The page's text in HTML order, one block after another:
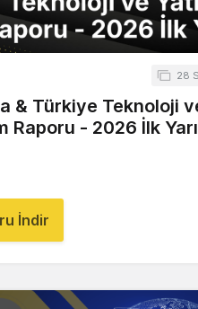
28
& Türkiye Teknoloji
Raporu - 2026 İlk Yarı
İndir